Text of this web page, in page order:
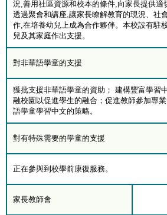
況,善用社區資源和校本的條件,向家長提供適
透過聚會和講座,讓家長瞭解教育的現況、社
作,在培養幼兒上成為合作夥伴。本校設有駐
兒及其家庭作出支援。
對非華語學童的支援
獲批支援非華語學童的資助； 建構豐富學習
融校園以促進學生的融合；促進教師參加專
語學童學習中文的策略。
對有特殊需要的學童的支援
正在參與到校學前康復服務。
家長教師會